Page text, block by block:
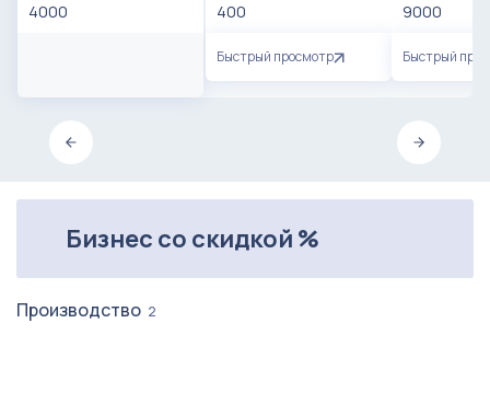
4000 400
Быстрый просмотр
9000
Быстрый
Бизнес со скидкой %
Производство 2